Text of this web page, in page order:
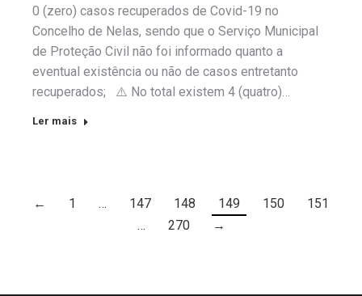
0 (zero) casos recuperados de Covid-19 no
Concelho de Nelas, sendo que o Serviço Municipal
de Proteção Civil não foi informado quanto a
eventual existência ou não de casos entretanto
recuperados; ⚠️ No total existem 4 (quatro)…
Ler mais
← 1 … 147 148 149 150
151
…
270 →